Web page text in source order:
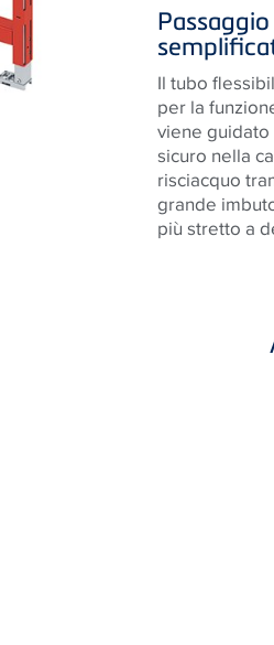
Il tubo
per la
viene
sicuro nella
risciacquo
grande
più stretto a